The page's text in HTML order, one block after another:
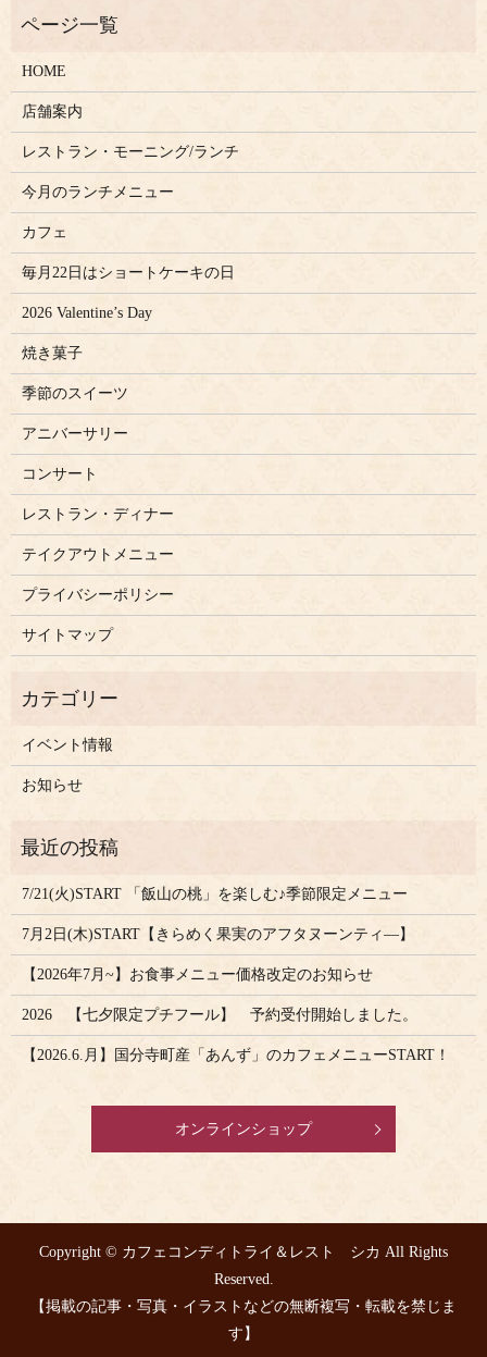
HOME
店舗案内
レストラン・モーニング/ランチ
今月のランチメニュー
カフェ
毎月22日はショートケーキの日
2026 Valentine’s Day
焼き菓子
季節のスイーツ
アニバーサリー
コンサート
レストラン・ディナー
テイクアウトメニュー
プライバシーポリシー
サイトマップ
イベント情報
お知らせ
7/21(火)START 「飯山の桃」を楽しむ♪季節限定メニュー
7月2日(木)START【きらめく果実のアフタヌーンティ―】
【2026年7月~】お食事メニュー価格改定のお知らせ
2026 【七夕限定プチフール】 予約受付開始しました。
【2026.6.月】国分寺町産「あんず」のカフェメニューSTART！
オンラインショップ
Copyright © カフェコンディトライ＆レスト シカ All Rights
Reserved.
【掲載の記事・写真・イラストなどの無断複写・転載を禁じま
す】